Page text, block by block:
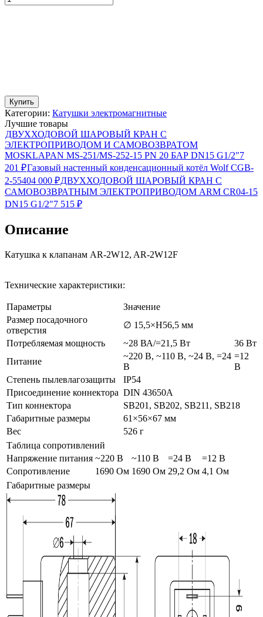
Купить
Категории: Катушки электромагнитные
Лучшие товары
ДВУХХОДОВОЙ ШАРОВЫЙ КРАН С
ЭЛЕКТРОПРИВОДОМ И САМОВОЗВРАТОМ
MOSKLAPAN MS-251/MS-252-15 PN 20 БАР DN15 G1/2"7
201 ₽Газовый настенный конденсационный котёл Wolf CGB-
2-55404 000 ₽ДВУХХОДОВОЙ ШАРОВЫЙ КРАН С
САМОВОЗВРАТНЫМ ЭЛЕКТРОПРИВОДОМ ARM CR04-15
DN15 G1/2"7 515 ₽
Описание
Катушка к клапанам AR-2W12, AR-2W12F
Технические характеристики:
Параметры
Значение
Размер посадочного
отверстия
∅ 15,5×H56,5 мм
Потребляемая мощность
~28 ВА/=21,5 Вт
36 Вт
Питание
~220 В, ~110 В, ~24 В, =24
В
=12
В
Степень пылевлагозащиты
IP54
Присоединение коннектора DIN 43650A
Тип коннектора
SB201, SB202, SB211, SB218
Габаритные размеры
61×56×67 мм
Вес
526 г
Таблица сопротивлений
Напряжение питания ~220 В ~110 В =24 В
=12 В
Сопротивление
1690 Ом 1690 Ом 29,2 Ом 4,1 Ом
Габаритные размеры